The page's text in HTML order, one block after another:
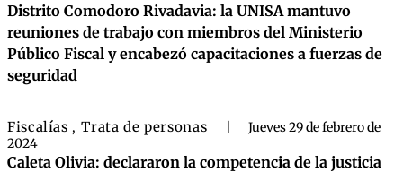
Distrito Comodoro Rivadavia: la UNISA mantuvo
reuniones de trabajo con miembros del Ministerio
Público Fiscal y encabezó capacitaciones a fuerzas de
seguridad
Fiscalías , Trata de personas
Jueves 29 de febrero de
2024
Caleta Olivia: declararon la competencia de la justicia